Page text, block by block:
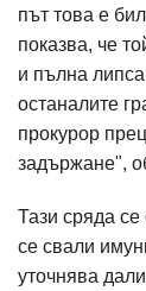
път това е
показва, че
и пълна
останалите
прокурор
задържане",
Тази сряда се
се свали
уточнява